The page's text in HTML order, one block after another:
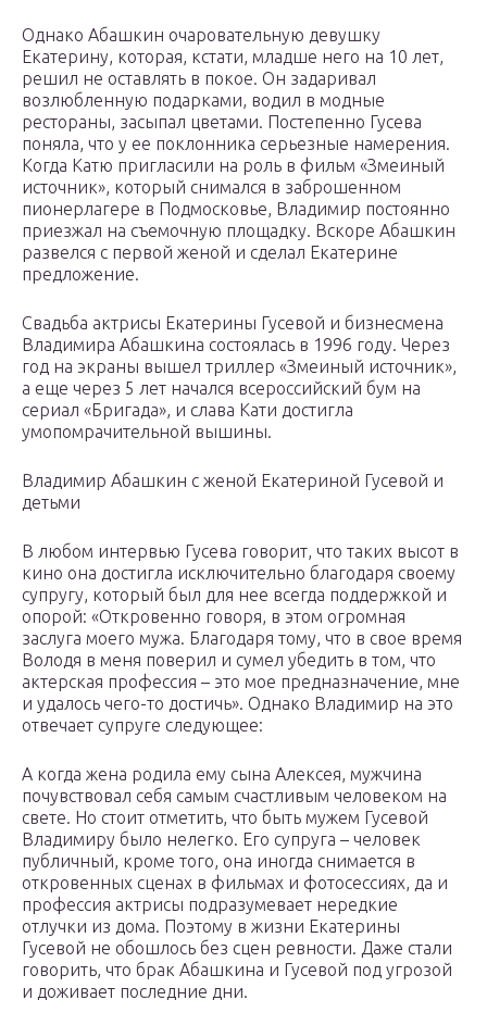
Однако Абашкин очаровательную девушку
Екатерину, которая, кстати, младше него на 10 лет,
решил не оставлять в покое. Он задаривал
возлюбленную подарками, водил в модные
рестораны, засыпал цветами. Постепенно Гусева
поняла, что у ее поклонника серьезные намерения.
Когда Катю пригласили на роль в фильм «Змеиный
источник», который снимался в заброшенном
пионерлагере в Подмосковье, Владимир постоянно
приезжал на съемочную площадку. Вскоре Абашкин
развелся с первой женой и сделал Екатерине
предложение.
Свадьба актрисы Екатерины Гусевой и бизнесмена
Владимира Абашкина состоялась в 1996 году. Через
год на экраны вышел триллер «Змеиный источник»,
а еще через 5 лет начался всероссийский бум на
сериал «Бригада», и слава Кати достигла
умопомрачительной вышины.
Владимир Абашкин с женой Екатериной Гусевой и
детьми
В любом интервью Гусева говорит, что таких высот в
кино она достигла исключительно благодаря своему
супругу, который был для нее всегда поддержкой и
опорой: «Откровенно говоря, в этом огромная
заслуга моего мужа. Благодаря тому, что в свое время
Володя в меня поверил и сумел убедить в том, что
актерская профессия – это мое предназначение, мне
и удалось чего-то достичь». Однако Владимир на это
отвечает супруге следующее:
А когда жена родила ему сына Алексея, мужчина
почувствовал себя самым счастливым человеком на
свете. Но стоит отметить, что быть мужем Гусевой
Владимиру было нелегко. Его супруга – человек
публичный, кроме того, она иногда снимается в
откровенных сценах в фильмах и фотосессиях, да и
профессия актрисы подразумевает нередкие
отлучки из дома. Поэтому в жизни Екатерины
Гусевой не обошлось без сцен ревности. Даже стали
говорить, что брак Абашкина и Гусевой под угрозой
и доживает последние дни.